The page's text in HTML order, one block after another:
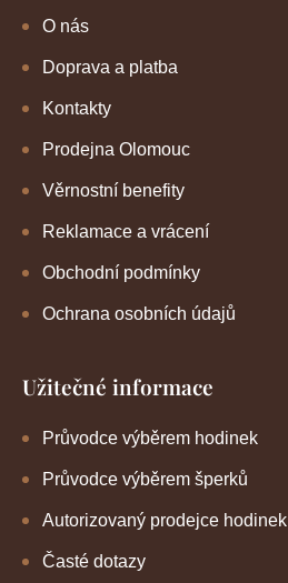
O nás
Doprava a platba
Kontakty
Prodejna Olomouc
Věrnostní benefity
Reklamace a vrácení
Obchodní podmínky
Ochrana osobních údajů
Užitečné informace
Průvodce výběrem hodinek
Průvodce výběrem šperků
Autorizovaný prodejce hodinek
Časté dotazy